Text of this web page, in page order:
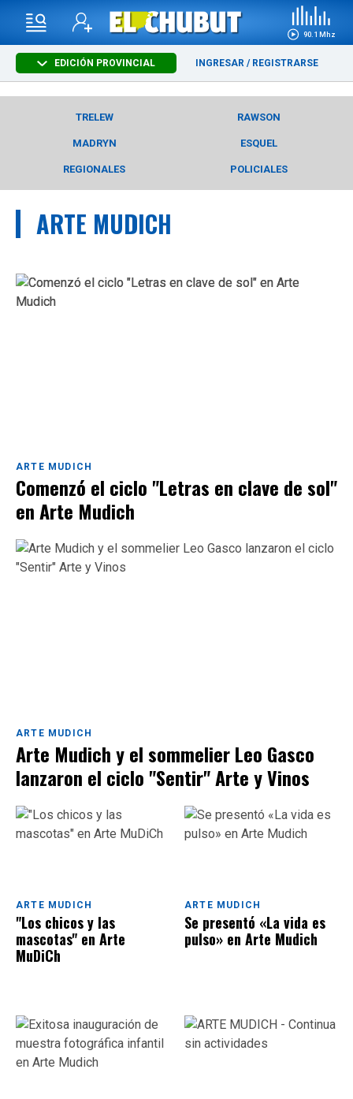
90.1 Mhz
EDICIÓN PROVINCIAL INGRESAR / REGISTRARSE
TRELEW RAWSON
MADRYN ESQUEL
REGIONALES POLICIALES
ARTE MUDICH
ARTE MUDICH
Comenzó el ciclo "Letras en clave de sol"
en Arte Mudich
ARTE MUDICH
Arte Mudich y el sommelier Leo Gasco
lanzaron el ciclo "Sentir" Arte y Vinos
ARTE MUDICH
"Los chicos y las
mascotas" en Arte
MuDiCh
ARTE MUDICH
Se presentó «La vida es
pulso» en Arte Mudich